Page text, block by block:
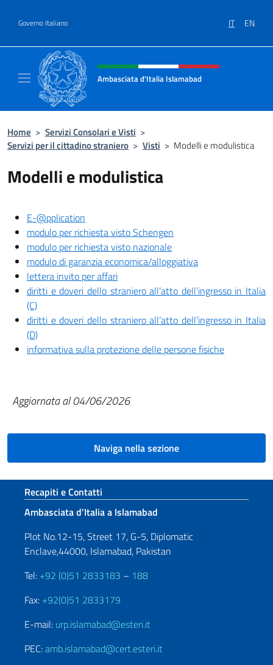
Governo Italiano IT EN
Intestazione sito, social e menù
Ambasciata d'Italia Islamabad
Home > Servizi Consolari e Visti >
Servizi per il cittadino straniero > Visti > Modelli e modulistica
Modelli e modulistica
E-@pplication
modulo per richiesta visto Schengen
modulo per richiesta visto nazionale
modulo di garanzia economica/alloggiativa
lettera invito per affari
diritti e doveri dello straniero all’atto dell’ingresso in Italia
(C)
diritti e doveri dello straniero all’atto dell’ingresso in Italia
(D)
informativa sulla protezione delle persone fisiche
Aggiornata al 04/06/2026
Naviga nella sezione
Sezione footer
Recapiti e Contatti
Ambasciata d’Italia a Islamabad
Plot No.12-15, Street 17, G-5, Diplomatic
Enclave,44000, Islamabad, Pakistan
Tel: +92 (0)51 2833183 – 188
Fax: +92(0)51 2833179
E-mail: urp.islamabad@esteri.it
PEC:amb.islamabad@cert.esteri.it